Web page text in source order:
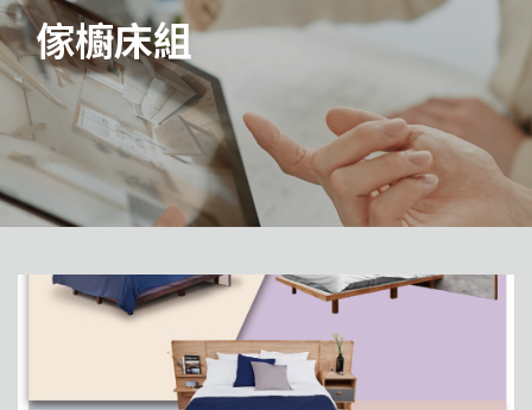
傢櫥床組